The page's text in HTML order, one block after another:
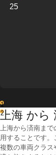
25
1
2
上海 から
上海から済南ま
用することです
複数の車両クラ